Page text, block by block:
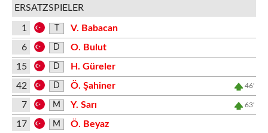
ERSATZSPIELER
1
V. Babacan
6
D
O. Bulut
15
D
H. Güreler
42
D Ö. Şahiner 46'
7 M Y. Sarı 63'
17 M
Ö. Beyaz